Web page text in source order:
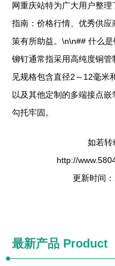
网重庆站特为广大用户整
指南：价格行情、优秀供
策有所助益。\n\n## 什么
铆钉通常指采用高纯度铜
见规格包含直径2～12毫米
以及其他定制的多端接点
勾托牢固。
如若转
http://
更新时间
最新产品 Product